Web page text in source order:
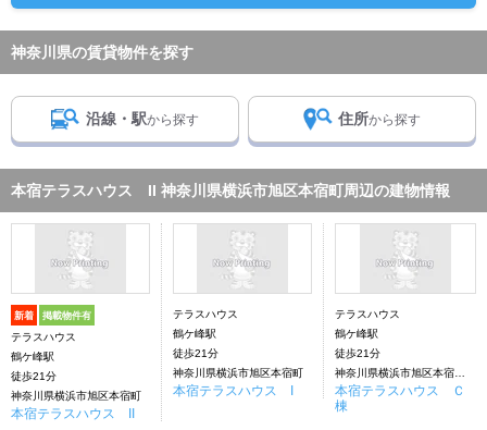
神奈川県の賃貸物件を探す
沿線・駅から探す 住所から探す
本宿テラスハウス II 神奈川県横浜市旭区本宿町周辺の建物情報
新着 掲載物件有
テラスハウス
鶴ケ峰駅
徒歩21分
神奈川県横浜市旭区本宿町
本宿テラスハウス II
テラスハウス
鶴ケ峰駅
徒歩21分
神奈川県横浜市旭区本宿町
本宿テラスハウス I
テラスハウス
鶴ケ峰駅
徒歩21分
本宿テラスハウス Ｃ
棟